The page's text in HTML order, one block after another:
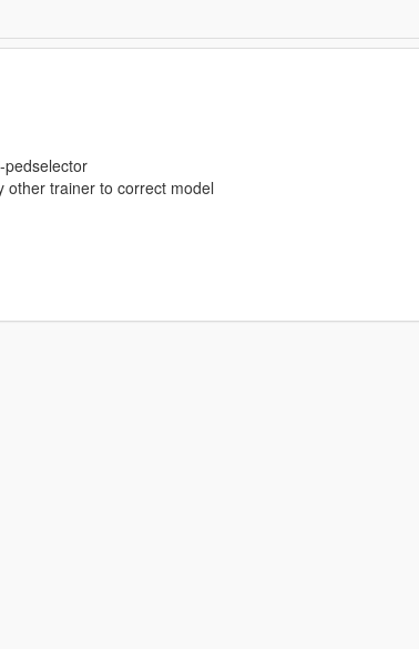
pedselector
other trainer to correct model